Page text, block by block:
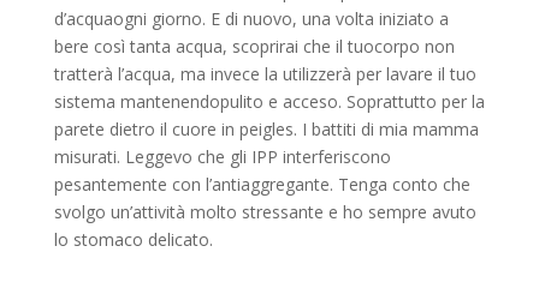
d’acquaogni giorno. E di nuovo, una volta iniziato a
bere così tanta acqua, scoprirai che il tuocorpo non
tratterà l’acqua, ma invece la utilizzerà per lavare il tuo
sistema mantenendopulito e acceso. Soprattutto per la
parete dietro il cuore in peigles. I battiti di mia mamma
misurati. Leggevo che gli IPP interferiscono
pesantemente con l’antiaggregante. Tenga conto che
svolgo un’attività molto stressante e ho sempre avuto
lo stomaco delicato.